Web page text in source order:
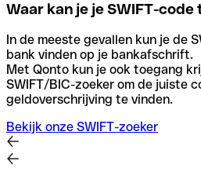
Waar kan je je SWIFT-
In de meeste gevallen kun je de
bank vinden op je bankafschrift.
Met Qonto kun je ook toegang
SWIFT/BIC-zoeker om de juiste
geldoverschrijving te vinden.
Bekijk onze SWIFT-zoeker